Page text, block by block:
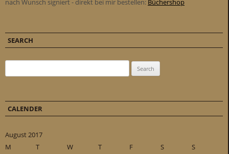
nach Wunsch signiert - direkt bei mir bestellen: Büchershop
SEARCH
CALENDER
August 2017
M
T W T F S
S